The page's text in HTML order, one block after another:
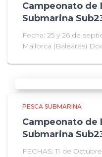
Campeonato de
Submarina
Fecha: 25 y 26 de
Mallorca (Baleares)
PESCA SUBMARINA
Campeonato de
Submarina
FECHAS: 11 de